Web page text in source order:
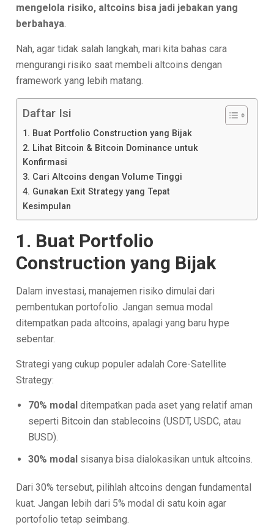
mengelola risiko, altcoins bisa jadi jebakan yang
berbahaya
Nah, agar tidak salah langkah, mari kita bahas cara
mengurangi risiko saat membeli altcoins dengan
framework yang lebih matang.
Daftar Isi
1. Buat Portfolio Construction yang Bijak
2. Lihat Bitcoin & Bitcoin Dominance untuk
Konfirmasi
3. Cari Altcoins dengan Volume Tinggi
4. Gunakan Exit Strategy yang Tepat
Kesimpulan
1. Buat Portfolio
Construction yang Bijak
Dalam investasi, manajemen risiko dimulai dari
pembentukan portofolio. Jangan semua modal
ditempatkan pada altcoins, apalagi yang baru hype
sebentar.
Strategi yang cukup populer adalah Core-Satellite
Strategy:
70% modal ditempatkan pada aset yang relatif aman
seperti Bitcoin dan stablecoins (USDT, USDC, atau
BUSD).
30% modal sisanya bisa dialokasikan untuk altcoins.
Dari 30% tersebut, pilihlah altcoins dengan fundamental
kuat. Jangan lebih dari 5% modal di satu koin agar
portofolio tetap seimbang.